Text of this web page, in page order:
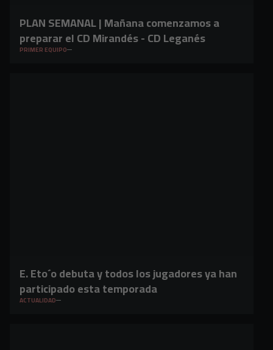
PLAN SEMANAL | Mañana comenzamos a
preparar el CD Mirandés - CD Leganés
PRIMER EQUIPO
E. Eto´o debuta y todos los jugadores ya han
participado esta temporada
ACTUALIDAD